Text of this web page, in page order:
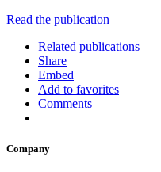
Read the publication
Related publications
Share
Embed
Add to favorites
Comments
Company